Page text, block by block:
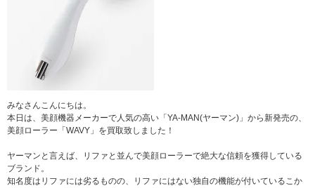
みなさんこんにちは。
本日は、美顔機器メーカーで人気の高い「YA-MAN(ヤーマン)」から新発売の、
美顔ローラー「WAVY」を買取致しました！
ヤーマンと言えば、リファと並んで美顔ローラーで絶大な信頼を獲得している
ブランド。
知名度はリファには劣るものの、リファにはない独自の機能が付いているこか